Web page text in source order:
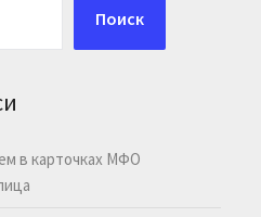
Поиск
в карточках МФО